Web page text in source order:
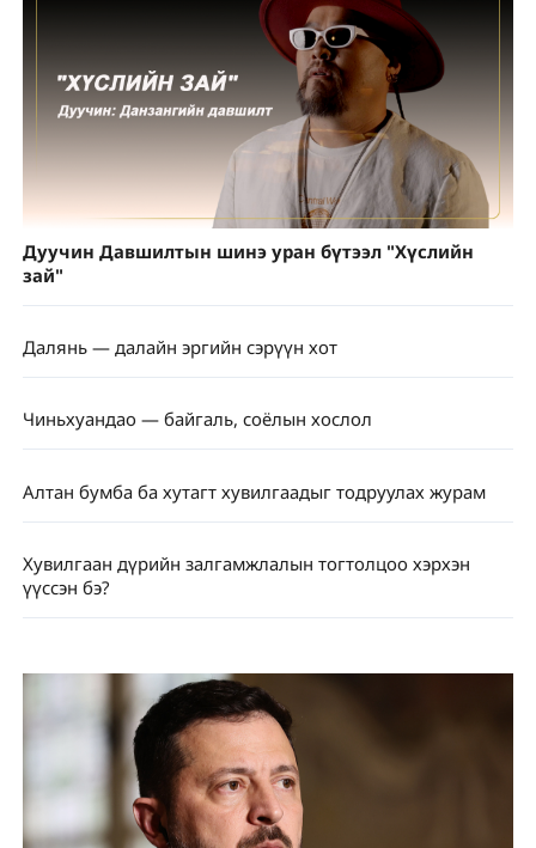
Дуучин Давшилтын шинэ уран бүтээл "Хүслийн
зай"
Далянь — далайн эргийн сэрүүн хот
Чиньхуандао — байгаль, соёлын хослол
Алтан бумба ба хутагт хувилгаадыг тодруулах журам
Хувилгаан дүрийн залгамжлалын тогтолцоо хэрхэн
үүссэн бэ?